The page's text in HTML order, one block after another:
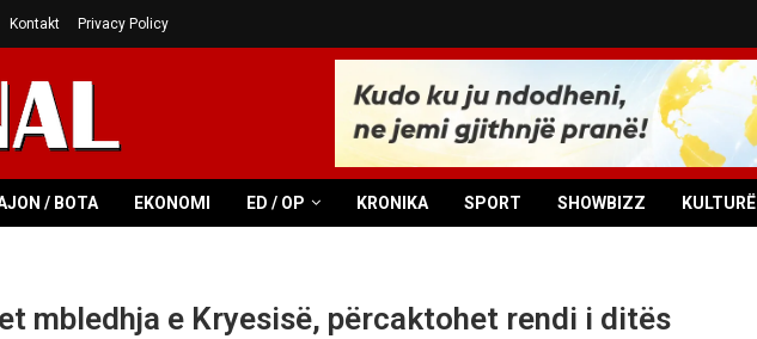
Kontakt Privacy Policy
/ BOTA EKONOMI ED / OP KRONIKA SPORT SHOWBIZZ KULTURË
mbledhja e Kryesisë, përcaktohet rendi i ditës